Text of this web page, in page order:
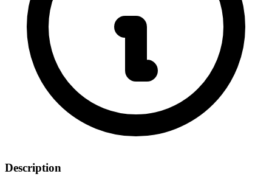
Description